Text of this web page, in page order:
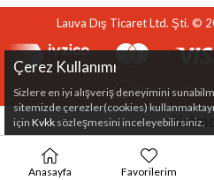
Lauva Dış Ticaret Ltd. Şti. ©
Pazartesi-Cuma
Çerez Kullanımı
Sizlere en iyi alışveriş deneyimini
sitemizde çerezler(cookies)
için Kvkk sözleşmesini inceleyebilirsiniz.
Anasayfa Favorilerim